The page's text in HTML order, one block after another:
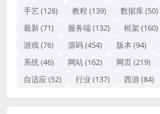
手艺(128) 教程 (139) 数据库(50)
最新 (71) 服务端(132) 框架 (160)
游戏(76) 源码(454) 版本 (94)
系统(46) 网站(162) 网页(219)
自适应 (52) 行业 (137) 西游(84)